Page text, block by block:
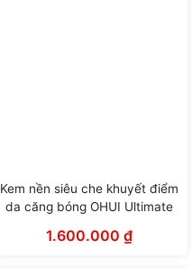
Kem nền siêu che khuyết điểm
da căng bóng OHUI Ultimate
SPF50+/PA +++ (50ml)
1.600.000 ₫